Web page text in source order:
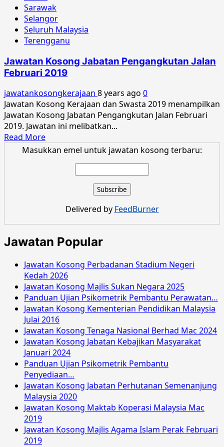
Sarawak
Selangor
Seluruh Malaysia
Terengganu
Jawatan Kosong Jabatan Pengangkutan Jalan
Februari 2019
jawatankosongkerajaan 8 years ago 0
Jawatan Kosong Kerajaan dan Swasta 2019 menampilkan
Jawatan Kosong Jabatan Pengangkutan Jalan Februari
2019. Jawatan ini melibatkan...
Read MoreRead
more
Februari
2019
Masukkan emel untuk jawatan kosong terbaru:
Delivered by FeedBurner
Jawatan Popular
Jawatan Kosong Perbadanan Stadium Negeri
Kedah 2026
Jawatan Kosong Majlis Sukan Negara 2025
Panduan Ujian Psikometrik Pembantu Perawatan…
Jawatan Kosong Kementerian Pendidikan Malaysia
Julai 2016
Jawatan Kosong Tenaga Nasional Berhad Mac 2024
Jawatan Kosong Jabatan Kebajikan Masyarakat
Januari 2024
Panduan Ujian Psikometrik Pembantu
Penyediaan…
Jawatan Kosong Jabatan Perhutanan Semenanjung
Malaysia 2020
Jawatan Kosong Maktab Koperasi Malaysia Mac
2019
Jawatan Kosong Majlis Agama Islam Perak Februari
2019